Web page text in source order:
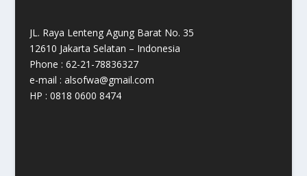
JL. Raya Lenteng Agung Barat No. 35
12610 Jakarta Selatan – Indonesia
Phone : 62-21-78836327
e-mail : alsofwa@gmail.com
HP : 0818 0600 8474